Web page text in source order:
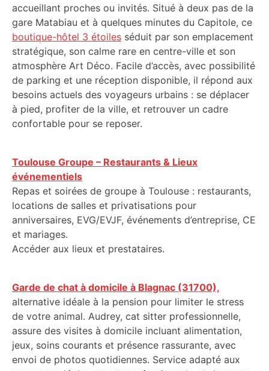
accueillant proches ou invités. Situé à deux pas de la
gare Matabiau et à quelques minutes du Capitole, ce
boutique-hôtel 3 étoiles séduit par son emplacement
stratégique, son calme rare en centre-ville et son
atmosphère Art Déco. Facile d’accès, avec possibilité
de parking et une réception disponible, il répond aux
besoins actuels des voyageurs urbains : se déplacer
à pied, profiter de la ville, et retrouver un cadre
confortable pour se reposer.
Toulouse Groupe – Restaurants & Lieux
événementiels
Repas et soirées de groupe à Toulouse : restaurants,
locations de salles et privatisations pour
anniversaires, EVG/EVJF, événements d’entreprise, CE
et mariages.
Accéder aux lieux et prestataires.
Garde de chat à domicile à Blagnac (31700),
alternative idéale à la pension pour limiter le stress
de votre animal. Audrey, cat sitter professionnelle,
assure des visites à domicile incluant alimentation,
jeux, soins courants et présence rassurante, avec
envoi de photos quotidiennes. Service adapté aux